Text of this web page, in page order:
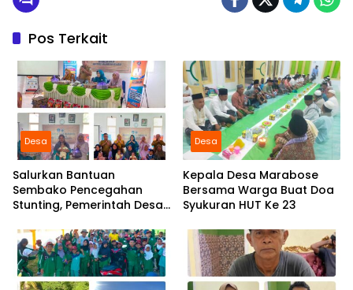
Pos Terkait
Desa
Salurkan Bantuan
Sembako Pencegahan
Stunting, Pemerintah Desa
Komitmen Tingkatkan Gizi
Anak
Desa
Kepala Desa Marabose
Bersama Warga Buat Doa
Syukuran HUT Ke 23